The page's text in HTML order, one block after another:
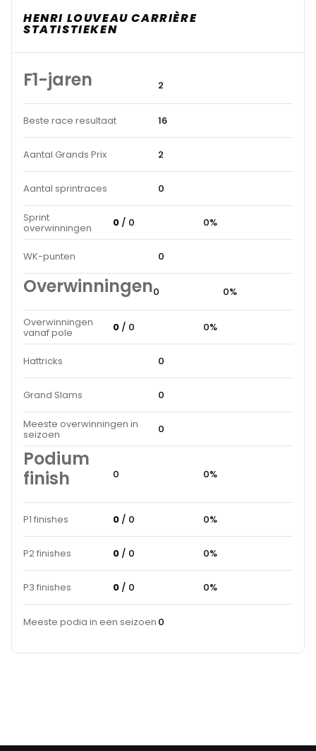
HENRI LOUVEAU CARRIÈRE
STATISTIEKEN
F1-jaren 2
Beste race resultaat 16
Aantal Grands Prix 2
Aantal sprintraces 0
Sprint
overwinningen 0 / 0 0%
WK-punten 0
Overwinningen0 0%
Overwinningen
vanaf pole 0 / 0 0%
Hattricks 0
Grand Slams 0
Meeste overwinningen in
seizoen 0
Podium
finish
0 0%
P1 finishes 0 / 0 0%
P2 finishes 0 / 0 0%
P3 finishes 0 / 0 0%
Meeste podia in een seizoen 0